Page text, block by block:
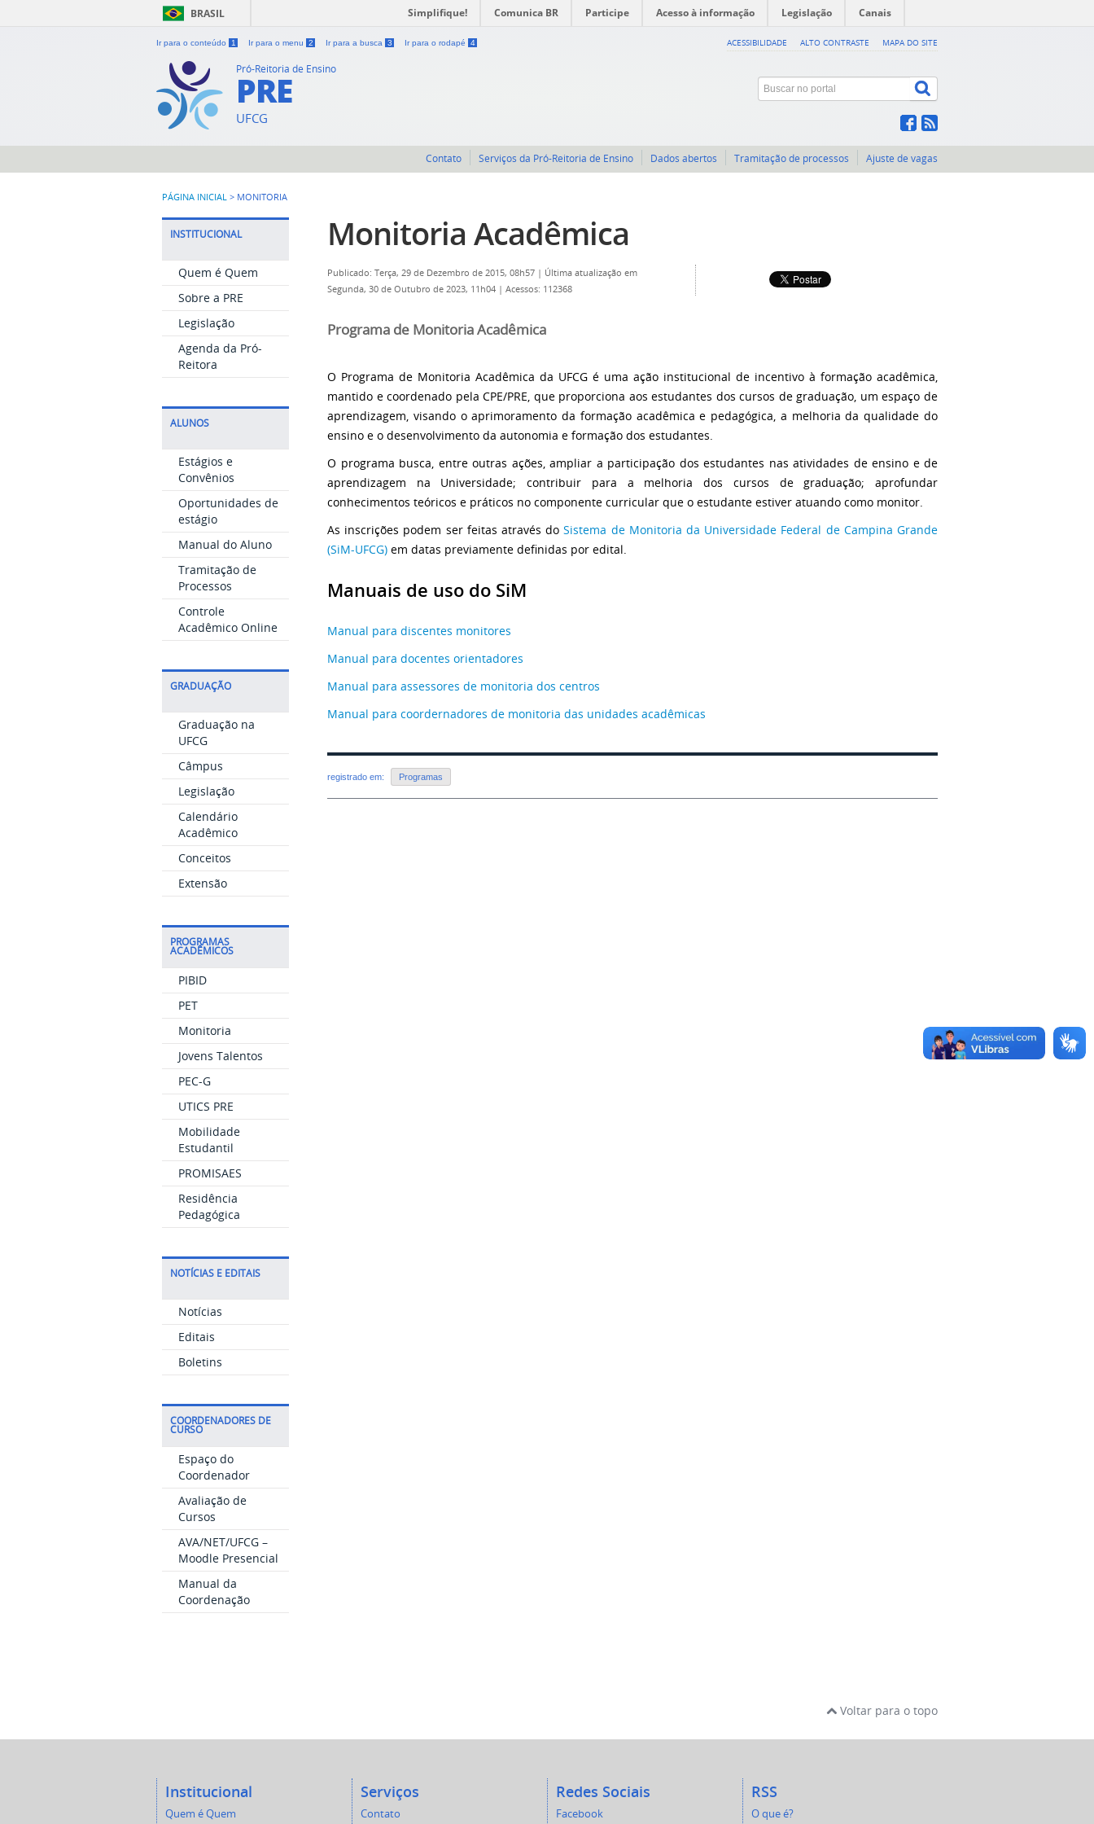
BRASIL Simplifique! Comunica BR Participe Acesso à informação Legislação Canais
Ir para o conteúdo 1 Ir para o menu 2 Ir para a busca 3 Ir para o rodapé 4 ACESSIBILIDADE ALTO CONTRASTE MAPA DO SITE
Pró-Reitoria de Ensino
PRE
UFCG
Contato Serviços da Pró-Reitoria de Ensino Dados abertos Tramitação de processos Ajuste de vagas
PÁGINA INICIAL > MONITORIA
INSTITUCIONAL
Quem é Quem
Sobre a PRE
Legislação
Agenda da Pró-
Reitora
ALUNOS
Estágios e
Convênios
Oportunidades de
estágio
Manual do Aluno
Tramitação de
Processos
Controle
Acadêmico Online
GRADUAÇÃO
Graduação na
UFCG
Câmpus
Legislação
Calendário
Acadêmico
Conceitos
Extensão
PROGRAMAS
ACADÊMICOS
PIBID
PET
Monitoria
Jovens Talentos
PEC-G
UTICS PRE
Mobilidade
Estudantil
PROMISAES
Residência
Pedagógica
NOTÍCIAS E EDITAIS
Notícias
Editais
Boletins
COORDENADORES DE
CURSO
Espaço do
Coordenador
Avaliação de
Cursos
AVA/NET/UFCG –
Moodle Presencial
Manual da
Coordenação
Monitoria Acadêmica
Publicado: Terça, 29 de Dezembro de 2015, 08h57 | Última atualização em
Segunda, 30 de Outubro de 2023, 11h04 | Acessos: 112368
Programa de Monitoria Acadêmica
O Programa de Monitoria Acadêmica da UFCG é uma ação institucional de incentivo à formação acadêmica,
mantido e coordenado pela CPE/PRE, que proporciona aos estudantes dos cursos de graduação, um espaço de
aprendizagem, visando o aprimoramento da formação acadêmica e pedagógica, a melhoria da qualidade do
ensino e o desenvolvimento da autonomia e formação dos estudantes.
O programa busca, entre outras ações, ampliar a participação dos estudantes nas atividades de ensino e de
aprendizagem na Universidade; contribuir para a melhoria dos cursos de graduação; aprofundar
conhecimentos teóricos e práticos no componente curricular que o estudante estiver atuando como monitor.
As inscrições podem ser feitas através doSistema de Monitoria da Universidade Federal de Campina Grande
(SiM-UFCG) em datas previamente definidas por edital.
Manuais de uso do SiM
Manual para discentes monitores
Manual para docentes orientadores
Manual para assessores de monitoria dos centros
Manual para coordernadores de monitoria das unidades acadêmicas
registrado em: Programas
Voltar para o topo
Institucional
Quem é Quem
Serviços
Contato
Redes Sociais
Facebook
RSS
O que é?